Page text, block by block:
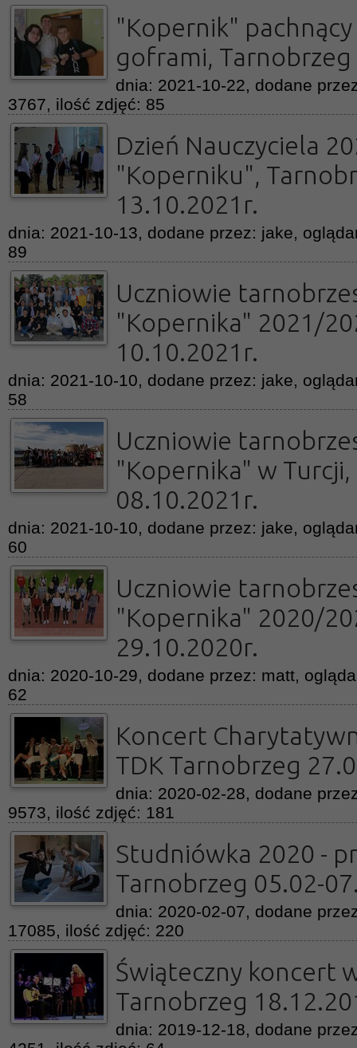
"Kopernik"
goframi,
dnia: 2021-10-22, dodane
3767, ilość zdjęć: 85
Dzień Nauczyciela
"Koperniku",
13.10.2021r.
dnia: 2021-10-13, dodane przez: jake,
89
Uczniowie
"Kopernika" 2021/
10.10.2021r.
dnia: 2021-10-10, dodane przez: jake,
58
Uczniowie
"Kopernika" w Turcji,
08.10.2021r.
dnia: 2021-10-10, dodane przez: jake,
60
Uczniowie
"Kopernika" 2020/
29.10.2020r.
dnia: 2020-10-29, dodane przez: matt,
62
Koncert
TDK Tarnobrzeg
dnia: 2020-02-28, dodane
9573, ilość zdjęć: 181
Studniówka 2020 -
Tarnobrzeg 05.02-
dnia: 2020-02-07, dodane
17085, ilość zdjęć: 220
Świąteczny koncert
Tarnobrzeg
dnia: 2019-12-18, dodane